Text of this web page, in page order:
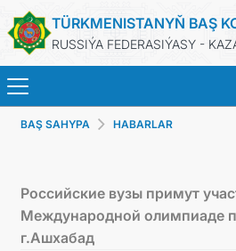
TÜRKMENISTANYŇ BAŞ
RUSSIÝA FEDERASIÝASY -
BAŞ SAHYPA
KONSULLYK
BAŞ SAHYPA HABARLAR
Российские вузы примут
Международной олимпиаде
г.Ашхабад